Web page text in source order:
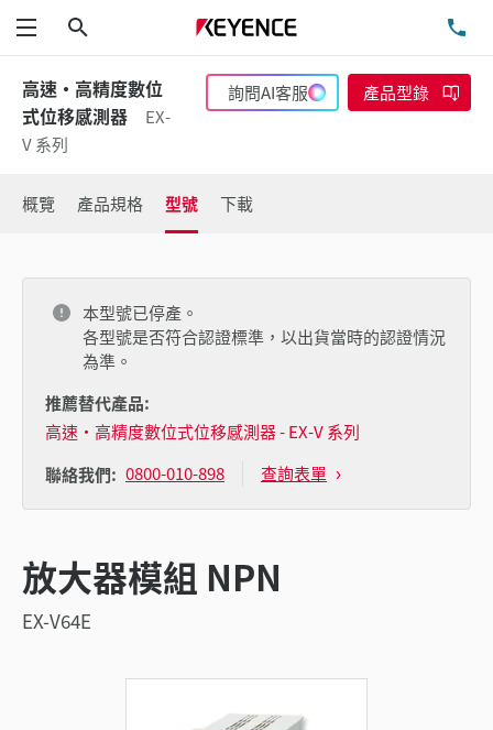
功能表
高速·高精度數位
式位移感測器
EX-
V 系列
詢問AI客服 產品型錄
概覽 產品規格 型號 下載
本型號已停產。
各型號是否符合認證標準，以出貨當時的認證情況
為準。
推薦替代產品:
高速·高精度數位式位移感測器 - EX-V 系列
聯絡我們: 0800-010-898 查詢表單
放大器模組 NPN
EX-V64E